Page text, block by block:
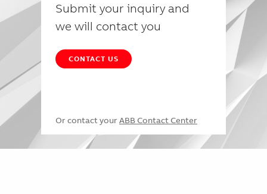
Submit your inquiry and
we will contact you
CONTACT US
Or contact your ABB Contact Center